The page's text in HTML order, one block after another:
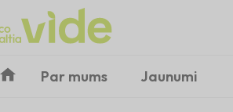
Par mums Jaunumi